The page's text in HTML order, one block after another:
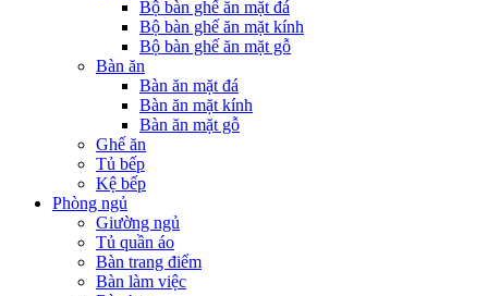
Bộ bàn ghế ăn mặt đá
Bộ bàn ghế ăn mặt kính
Bộ bàn ghế ăn mặt gỗ
Bàn ăn
Bàn ăn mặt đá
Bàn ăn mặt kính
Bàn ăn mặt gỗ
Ghế ăn
Tủ bếp
Kệ bếp
Phòng ngủ
Giường ngủ
Tủ quần áo
Bàn trang điểm
Bàn làm việc